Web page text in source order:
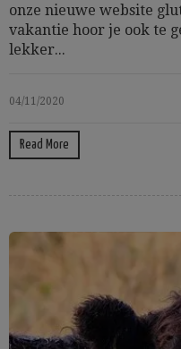
onze nieuwe website
vakantie hoor je ook te
lekker...
04/11/2020
Read More